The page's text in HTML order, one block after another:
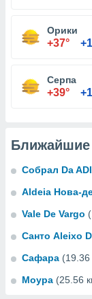
Орики
+37°
Серпа
+39°
Ближайшие
Собрал Da
Aldeia Нова-
Vale De Vargo
Санто Aleixo
Сафара (19.36
Моура (25.56